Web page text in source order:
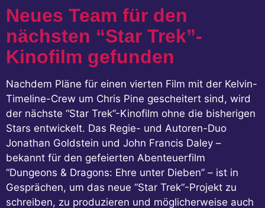
Neues Team für den
nächsten “Star Trek”-
Kinofilm gefunden
Nachdem Pläne für einen vierten Film mit der Kelvin-
Timeline-Crew um Chris Pine gescheitert sind, wird
der nächste “Star Trek”-Kinofilm ohne die bisherigen
Stars entwickelt. Das Regie- und Autoren-Duo
Jonathan Goldstein und John Francis Daley –
bekannt für den gefeierten Abenteuerfilm
“Dungeons & Dragons: Ehre unter Dieben” – ist in
Gesprächen, um das neue “Star Trek“-Projekt zu
schreiben, zu produzieren und möglicherweise auch